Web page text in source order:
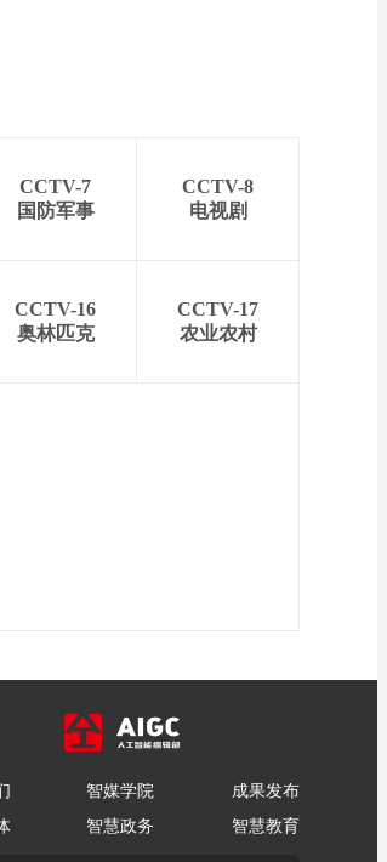
CCTV-7
国防军事
CCTV-8
电视剧
CCTV-16
奥林匹克
CCTV-17
农业农村
智媒学院
成果发布
智慧政务 智慧教育